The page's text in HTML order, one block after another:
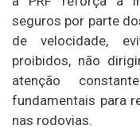
seguros por parte
de velocidade,
proibidos, não
atenção
fundamentais para
nas rodovias.